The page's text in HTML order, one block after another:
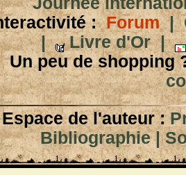
: Forum|
|
Livre d'Or|
Un peu de shopping
Espace de l'auteur :
Bibliographie|